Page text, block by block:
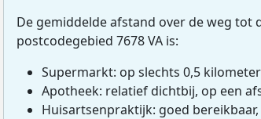
De gemiddelde afstand over de weg
postcodegebied 7678 VA is:
Supermarkt: op slechts 0,5
Apotheek: relatief dichtbij, op een
Huisartsenpraktijk: goed